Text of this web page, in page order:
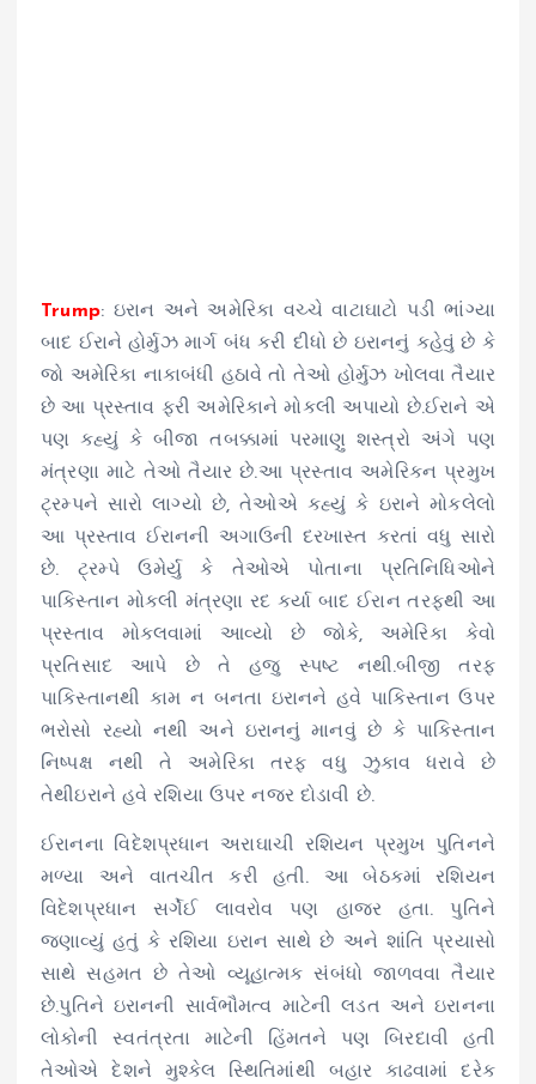
Trump: ઇરાન અને અમેરિકા વચ્ચે વાટાઘાટો પડી ભાંગ્યા
બાદ ઈરાને હોર્મુઝ માર્ગ બંધ કરી દીધો છે ઇરાનનું કહેવું છે કે
જો અમેરિકા નાકાબંધી હઠાવે તો તેઓ હોર્મુઝ ખોલવા તૈયાર
છે આ પ્રસ્તાવ ફરી અમેરિકાને મોકલી અપાયો છે.ઈરાને એ
પણ કહ્યું કે બીજા તબક્કામાં પરમાણુ શસ્ત્રો અંગે પણ
મંત્રણા માટે તેઓ તૈયાર છે.આ પ્રસ્તાવ અમેરિકન પ્રમુખ
ટ્રમ્પને સારો લાગ્યો છે, તેઓએ કહ્યું કે ઇરાને મોકલેલો
આ પ્રસ્તાવ ઈરાનની અગાઉની દરખાસ્ત કરતાં વધુ સારો
છે. ટ્રમ્પે ઉમેર્યુ કે તેઓએ પોતાના પ્રતિનિધિઓને
પાકિસ્તાન મોકલી મંત્રણા રદ કર્યા બાદ ઈરાન તરફથી આ
પ્રસ્તાવ મોકલવામાં આવ્યો છે જોકે, અમેરિકા કેવો
પ્રતિસાદ આપે છે તે હજુ સ્પષ્ટ નથી.બીજી તરફ
પાકિસ્તાનથી કામ ન બનતા ઇરાનને હવે પાકિસ્તાન ઉપર
ભરોસો રહ્યો નથી અને ઇરાનનું માનવું છે કે પાકિસ્તાન
નિષ્પક્ષ નથી તે અમેરિકા તરફ વધુ ઝુકાવ ધરાવે છે
તેથીઇરાને હવે રશિયા ઉપર નજર દોડાવી છે.
ઈરાનના વિદેશપ્રધાન અરાઘાચી રશિયન પ્રમુખ પુતિનને
મળ્યા અને વાતચીત કરી હતી. આ બેઠકમાં રશિયન
વિદેશપ્રધાન સર્ગેઈ લાવરોવ પણ હાજર હતા. પુતિને
જણાવ્યું હતું કે રશિયા ઇરાન સાથે છે અને શાંતિ પ્રયાસો
સાથે સહમત છે તેઓ વ્યૂહાત્મક સંબંધો જાળવવા તૈયાર
છે.પુતિને ઇરાનની સાર્વભૌમત્વ માટેની લડત અને ઇરાનના
લોકોની સ્વતંત્રતા માટેની હિંમતને પણ બિરદાવી હતી
તેઓએ દેશને મુશ્કેલ સ્થિતિમાંથી બહાર કાઢવામાં દરેક